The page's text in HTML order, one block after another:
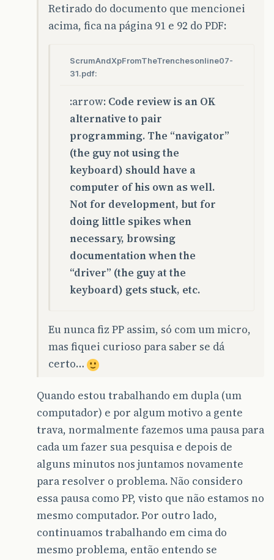
Retirado do documento que mencionei
acima, fica na página 91 e 92 do PDF:
ScrumAndXpFromTheTrenchesonline07-
31.pdf:
:arrow: Code review is an OK
alternative to pair
programming. The “navigator”
(the guy not using the
keyboard) should have a
computer of his own as well.
Not for development, but for
doing little spikes when
necessary, browsing
documentation when the
“driver” (the guy at the
keyboard) gets stuck, etc.
Eu nunca fiz PP assim, só com um micro,
mas fiquei curioso para saber se dá
certo…
Quando estou trabalhando em dupla (um
computador) e por algum motivo a gente
trava, normalmente fazemos uma pausa para
cada um fazer sua pesquisa e depois de
alguns minutos nos juntamos novamente
para resolver o problema. Não considero
essa pausa como PP, visto que não estamos no
mesmo computador. Por outro lado,
continuamos trabalhando em cima do
mesmo problema, então entendo se